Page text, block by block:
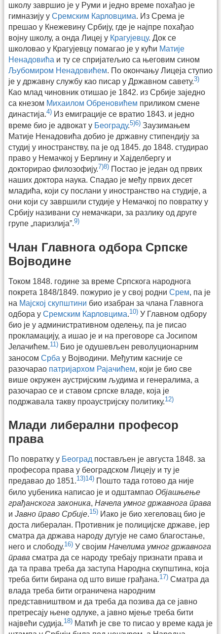
школу завршио је у Руми и једно време похађао је
гимназију у Сремским Карловцима. Из Срема је
прешао у Кнежевину Србију, где је најпре похађао
војну школу, а онда Лицеј у Крагујевцу. Док се
школовао у Крагујевцу помагао је у кући Матије
Ненадовића и ту се спријатељио са његовим сином
Љубомиром Ненадовићем. По окончању Лицеја ступио
је у државну службу као писар у Државном савету.3)
Као млад чиновник отишао је 1842. из Србије заједно
са кнезом Михаилом Обреновићем приликом смене
династија.4) Из емиграције се вратио 1843. и једно
време био је адвокат у Београду.5)6) Заузимањем
Матије Ненадовића добио је државну стипендију за
студиј у иностранству, па је од 1845. до 1848. студирао
право у Немачкој у Берлину и Хајделбергу и
докторирао филозофију.7)8) Постао је један од првих
наших доктора наука. Спадао је међу првих десет
младића, који су послани у иностранство на студије, а
они који су завршили студије у Немачкој по повратку у
Србију називани су немачкари, за разлику од друге
групе „паризлија”.9)
Члан Главнога одбора Српске
Војводине
Током 1848. године за време Српскога народнога
покрета 1848/1849. пожурио је у свој родни Срем, па је
на Мајској скупштини био изабран за члана Главнога
одбора у Сремским Карловцима.10) У Главном одбору
био је у административном оделењу, па је писао
прокламацију, а ишао је и на преговоре са Јосипом
Јелачићем.11) Био је одушевљен револуционарним
заносом Срба у Војводини. Међутим касније се
разочарао патријархом Рајачићем, који је био све
више окружен аустријским људима и генералима, а
разочарао се и ставом српске владе, која је
подржавала такву проаустријску политику.12)
Млади либерални професор
права
По повратку у Београд постављен је августа 1848. за
професора права у београдском Лицеју и ту је
предавао до 1851.13)14) Пошто тада готово да није
било уџбеника написао је и одштампао Објашњење
грађанскога законика, Начела умног државнога права
и Јавно право Србије.15) Иако је био хегеловац био је
доста либералан. Противник је полицијске државе, јер
сматра да држава народу дугује не само благостање,
него и слободу.16) У својим Начелима умног државнога
права сматра да се народу требају признати права и
да та права треба да заступа Народна скупштина, која
треба бити бирана од што више грађана.17) Сматра да
влада треба бити ограничена народним
представништвом и да треба да позива да се јавно
претресају њене одлуке, а јавно мјење треба бити
највећи судија.18) Матић је све то писао у време када је